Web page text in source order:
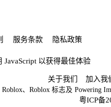
服务条款 隐私政策
JavaScript 以获得最佳体验
关于我们 加入我
Roblox、Roblox 标志及 Powering
粤ICP备